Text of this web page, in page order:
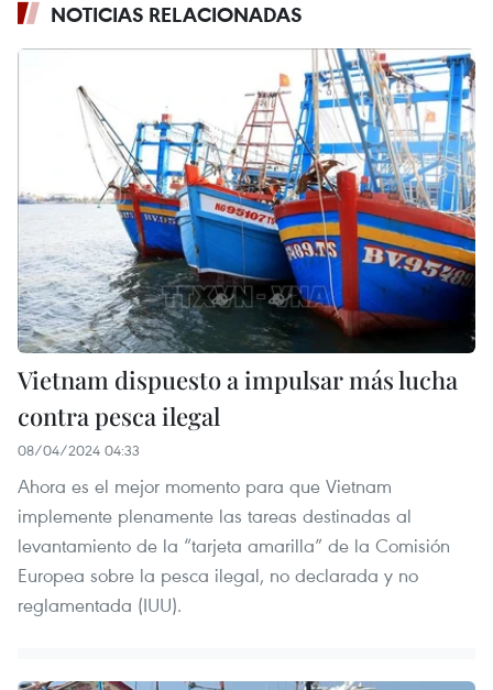
NOTICIAS RELACIONADAS
Vietnam dispuesto a impulsar más lucha
contra pesca ilegal
08/04/2024 04:33
Ahora es el mejor momento para que Vietnam
implemente plenamente las tareas destinadas al
levantamiento de la “tarjeta amarilla” de la Comisión
Europea sobre la pesca ilegal, no declarada y no
reglamentada (IUU).